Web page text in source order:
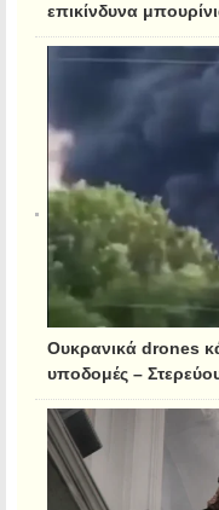
επικίνδυνα
Ουκρανικά drones
υποδομές –